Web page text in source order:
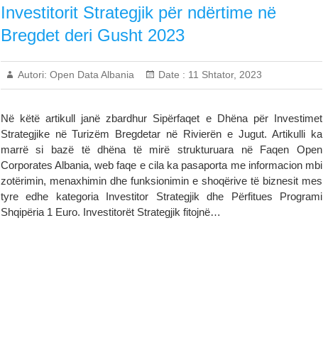
Investitorit Strategjik për ndërtime në
Bregdet deri Gusht 2023
Autori: Open Data Albania Date : 11 Shtator, 2023
Në këtë artikull janë zbardhur Sipërfaqet e Dhëna për Investimet
Strategjike në Turizëm Bregdetar në Rivierën e Jugut. Artikulli ka
marrë si bazë të dhëna të mirë strukturuara në Faqen Open
Corporates Albania, web faqe e cila ka pasaporta me informacion mbi
zotërimin, menaxhimin dhe funksionimin e shoqërive të biznesit mes
tyre edhe kategoria Investitor Strategjik dhe Përfitues Programi
Shqipëria 1 Euro. Investitorët Strategjik fitojnë…